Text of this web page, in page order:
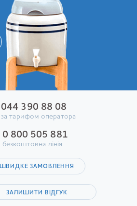
044 390 88 08
за тарифом оператора
0 800 505 881
безкоштовна лінія
ШВИДКЕ ЗАМОВЛЕННЯ
ЗАЛИШИТИ ВІДГУК